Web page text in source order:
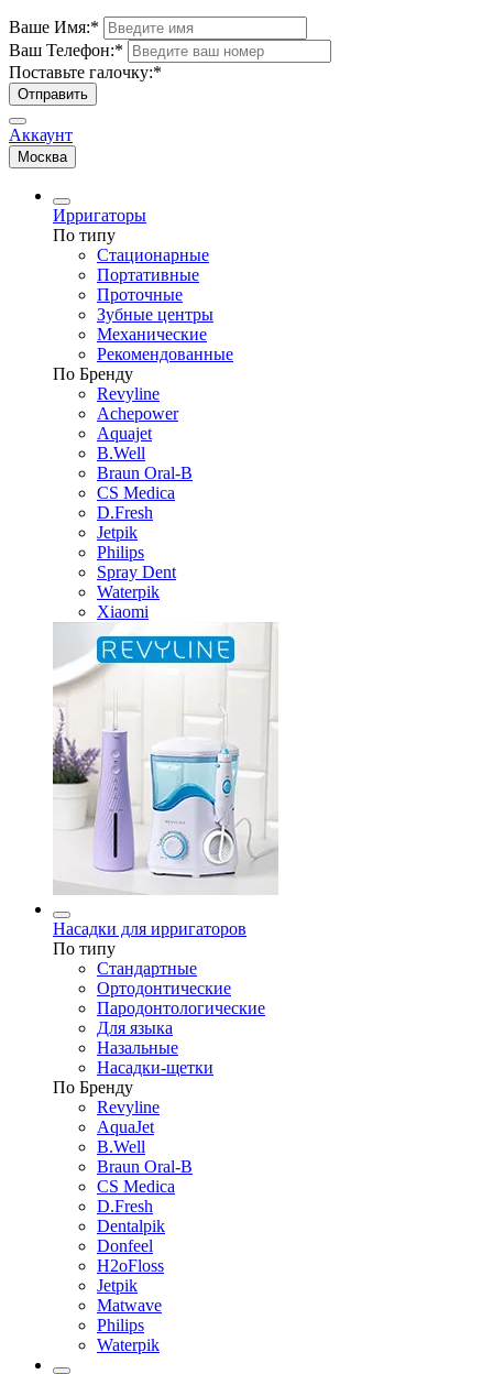
Ваше Имя:*
Ваш Телефон:*
Поставьте галочку:*
Отправить
Аккаунт
Москва
Ирригаторы
По типу
Стационарные
Портативные
Проточные
Зубные центры
Механические
Рекомендованные
По Бренду
Revyline
Achepower
Aquajet
B.Well
Braun Oral-B
CS Medica
D.Fresh
Jetpik
Philips
Spray Dent
Waterpik
Xiaomi
Насадки для ирригаторов
По типу
Стандартные
Ортодонтические
Пародонтологические
Для языка
Назальные
Насадки-щетки
По Бренду
Revyline
AquaJet
B.Well
Braun Oral-B
CS Medica
D.Fresh
Dentalpik
Donfeel
H2oFloss
Jetpik
Matwave
Philips
Waterpik